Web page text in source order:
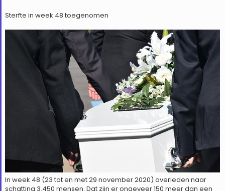
Sterfte in week 48 toegenomen
In week 48 (23 tot en met 29 november 2020) overleden naar
schatting 3.450 mensen. Dat zijn er ongeveer 150 meer dan een